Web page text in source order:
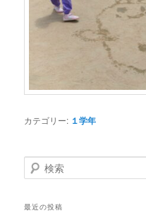
カテゴリー: １学年
検
索
最近の投稿